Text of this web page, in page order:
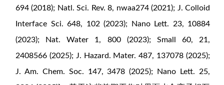
694 (2018); Natl. Sci. Rev. 8, nwaa274 (2021); J. Colloid
Interface Sci. 648, 102 (2023); Nano Lett. 23, 10884
(2023); Nat. Water 1, 800 (2023); Small 60, 21,
2408566 (2025); J. Hazard. Mater. 487, 137078 (2025);
J. Am. Chem. Soc. 147, 3478 (2025); Nano Lett. 25,